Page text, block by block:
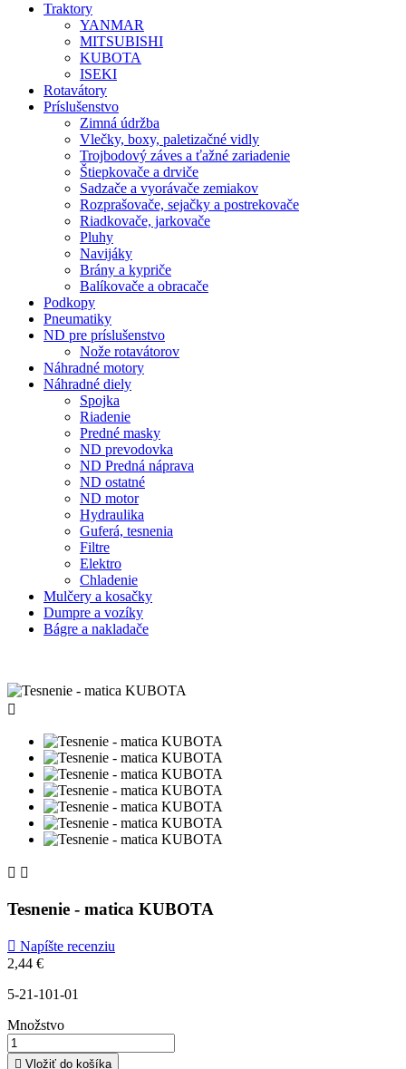
Traktory
YANMAR
MITSUBISHI
KUBOTA
ISEKI
Rotavátory
Príslušenstvo
Zimná údržba
Vlečky, boxy, paletizačné vidly
Trojbodový záves a ťažné zariadenie
Štiepkovače a drviče
Sadzače a vyorávače zemiakov
Rozprašovače, sejačky a postrekovače
Riadkovače, jarkovače
Pluhy
Navijáky
Brány a kypriče
Balíkovače a obracače
Podkopy
Pneumatiky
ND pre príslušenstvo
Nože rotavátorov
Náhradné motory
Náhradné diely
Spojka
Riadenie
Predné masky
ND prevodovka
ND Predná náprava
ND ostatné
ND motor
Hydraulika
Guferá, tesnenia
Filtre
Elektro
Chladenie
Mulčery a kosačky
Dumpre a vozíky
Bágre a nakladače

 
Tesnenie - matica KUBOTA
 Napíšte recenziu
2,44 €
5-21-101-01
Množstvo
 Vložiť do košíka